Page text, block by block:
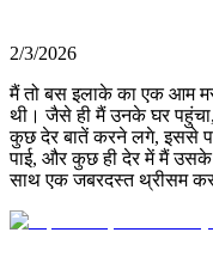
2/3/2026
मैं तो बस इलाके का एक आम
थी। जैसे ही मैं उनके घर
कुछ देर बातें करने लगे, इससे
पाई, और कुछ ही देर में मैं उसके
साथ एक जबरदस्त थ्रीसम